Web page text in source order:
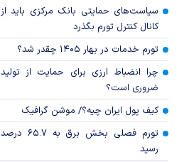
سیاست‌های حمایتی بانک مرکزی باید از
کانال کنترل تورم بگذرد
تورم خدمات در بهار ۱۴۰۵ چقدر شد؟
چرا انضباط ارزی برای حمایت از تولید
ضروری است؟
کیف پول ایران چیه؟/ موشن گرافیک
تورم فصلی بخش برق به ۶۵.۷ درصد
رسید